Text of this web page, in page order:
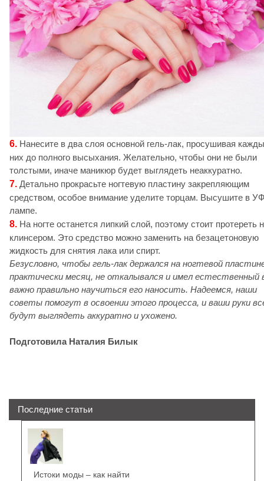
6. Нанесите в два слоя основной гель-лак, просушивая
них до полного высыхания. Желательно, чтобы они не были
толстыми, иначе маникюр будет выглядеть неаккуратно.
7. Детально прокрасьте ногтевую пластину закрепляющим
средством, особое внимание уделите торцам. Высушите в УФ
лампе.
8. На ногте останется липкий слой, поэтому стоит протереть
клинсером. Это средство можно заменить на безацетоновую
жидкость для снятия лака или спирт.
Безусловно, чтобы гель-лак держался на ногтевой
практически месяц, не откалывался и имел естественный
важно правильно научиться его наносить. Надеемся, наши
советы помогут в освоении этого процесса, и ваши руки
будут выглядеть аккуратно и ухожено.
Подготовила Наталия Билык
Последние статьи
Истоки моды – как найти